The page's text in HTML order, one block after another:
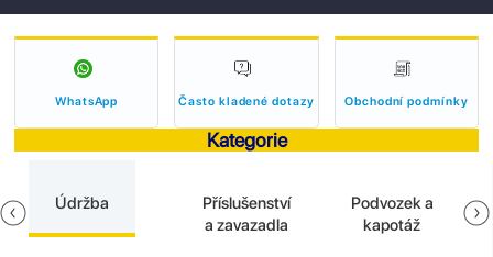
WhatsApp Často kladené dotazy Obchodní podmínky
Kategorie
Údržba
Příslušenství
a zavazadla
Podvozek a
kapotáž